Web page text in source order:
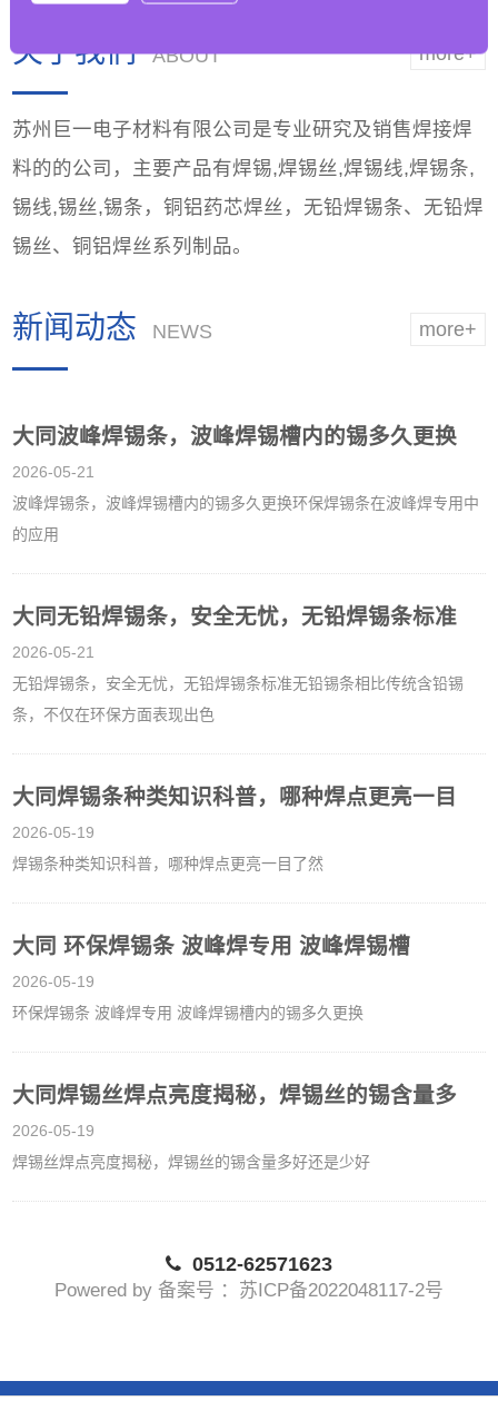
more+
关于我们 ABOUT
苏州巨一电子材料有限公司是专业研究及销售焊接焊
料的的公司，主要产品有焊锡,焊锡丝,焊锡线,焊锡条,
锡线,锡丝,锡条，铜铝药芯焊丝，无铅焊锡条、无铅焊
锡丝、铜铝焊丝系列制品。
more+
新闻动态 NEWS
大同波峰焊锡条，波峰焊锡槽内的锡多久更换
2026-05-21
波峰焊锡条，波峰焊锡槽内的锡多久更换环保焊锡条在波峰焊专用中
的应用
大同无铅焊锡条，安全无忧，无铅焊锡条标准
2026-05-21
无铅焊锡条，安全无忧，无铅焊锡条标准无铅锡条相比传统含铅锡
条，不仅在环保方面表现出色
大同焊锡条种类知识科普，哪种焊点更亮一目
2026-05-19
焊锡条种类知识科普，哪种焊点更亮一目了然
大同 环保焊锡条 波峰焊专用 波峰焊锡槽
2026-05-19
环保焊锡条 波峰焊专用 波峰焊锡槽内的锡多久更换
大同焊锡丝焊点亮度揭秘，焊锡丝的锡含量多
2026-05-19
焊锡丝焊点亮度揭秘，焊锡丝的锡含量多好还是少好
0512-62571623
Powered by 备案号 ：苏ICP备2022048117-2号